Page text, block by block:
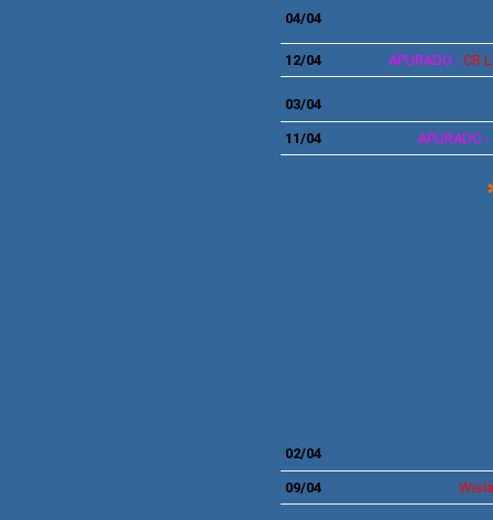
04/04
12/04 APURADO - CR
03/04
11/04 APURADO -
02/04
09/04